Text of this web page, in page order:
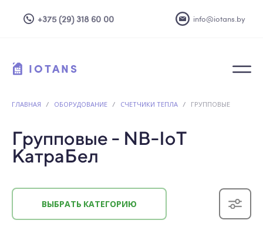
+375 (29) 318 60 00 info@iotans.by
IOTANS
ГЛАВНАЯ / ОБОРУДОВАНИЕ / СЧЕТЧИКИ ТЕПЛА / ГРУППОВЫЕ
Групповые - NB-IoT
КатраБел
ВЫБРАТЬ КАТЕГОРИЮ